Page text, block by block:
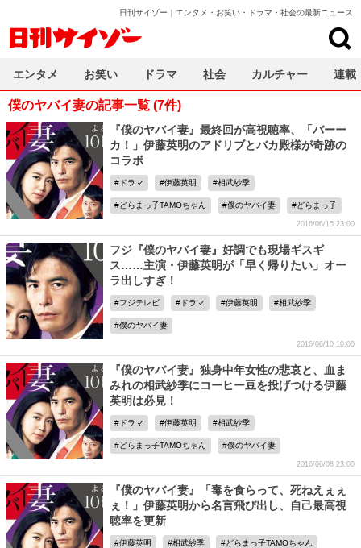
日刊サイゾー｜エンタメ・お笑い・ドラマ・社会の最新ニュース
僕のヤバイ妻の記事一覧 (7件)
『僕のヤバイ妻』最終回が高視聴率、「バーー
カ！」伊藤英明のアドリブとバカ殿様が奇跡の
コラボ
ドラマ 伊藤英明 相武紗季
どらまっ子TAMOちゃん 僕のヤバイ妻 どらまっ子
2016/06/15 23:00
フジ『僕のヤバイ妻』好調でも現場ギスギ
ス……主演・伊藤英明が「早く帰りたい」オー
ラ出しすぎ！
フジテレビ ドラマ 伊藤英明 相武紗季
僕のヤバイ妻
2016/06/10 10:00
『僕のヤバイ妻』独身中年女性の悲哀と、血ま
みれの相武紗季にコーヒー豆を投げつける伊藤
英明は必見！
ドラマ 伊藤英明 相武紗季
どらまっ子TAMOちゃん 僕のヤバイ妻
2016/06/08 23:00
『僕のヤバイ妻』「毒を食らって、死ねえぇぇ
ぇ！」伊藤英明から名言飛び出し、自己最高視
聴率を更新
伊藤英明 相武紗季 どらまっ子TAMOちゃん
エンタメ お笑い ドラマ 社会 カルチャー 連載